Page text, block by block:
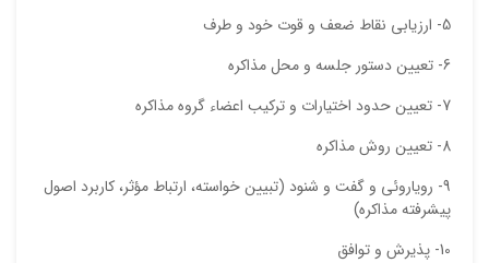
5- ارزيابي نقاط ضعف و قوت خود و طرف
6- تعيين دستور جلسه و محل مذاكره
7- تعيين حدود اختيارات و تركيب اعضاء گروه مذاكره
8- تعيين روش مذاكره
9- روياروئي و گفت و شنود (تبيين خواسته، ارتباط مؤثر، كاربرد اصول
پيشرفته مذاكره)
10- پذيرش و توافق